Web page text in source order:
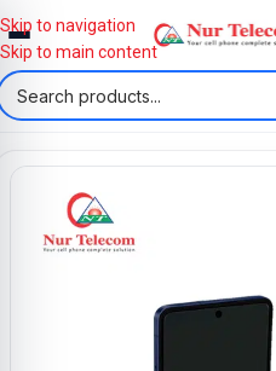
Skip to navigation
Skip to main content